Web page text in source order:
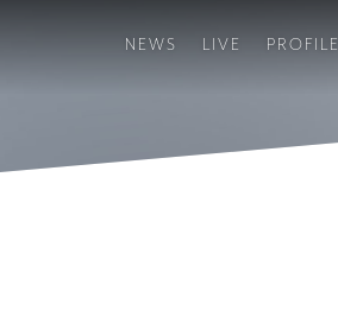
NEWS LIVE PROFILE